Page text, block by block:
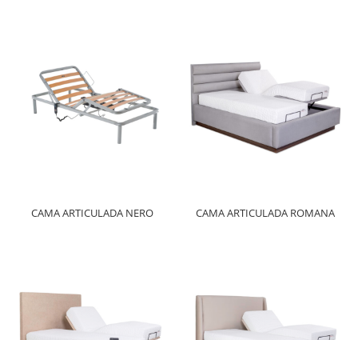
CAMA ARTICULADA NERO CAMA ARTICULADA ROMANA